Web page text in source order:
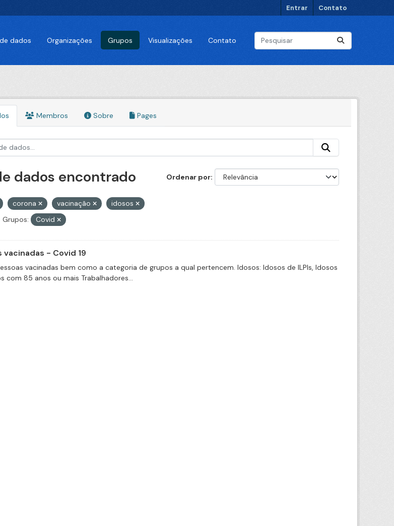
Entrar Contato
dados Organizações Grupos Visualizações Contato
Membros Sobre Pages
Ordenar por
dados encontrado
corona vacinação
idosos
Grupos: Covid
vacinadas - Covid 19
vacinadas bem como a categoria de grupos a qual pertencem. Idosos: Idosos de ILPIs, Idosos
com 85 anos ou mais Trabalhadores...